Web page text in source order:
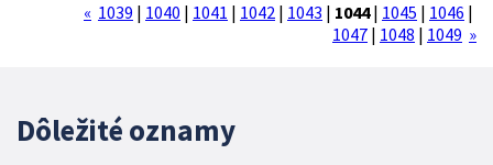
« 1039 | 1040 | 1041 | 1042 | 1043 | 1044| 1045 | 1046 |
1047 | 1048 | 1049 »
Dôležité oznamy